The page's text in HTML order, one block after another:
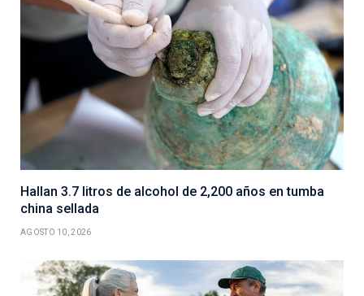
Hallan 3.7 litros de alcohol de 2,200 años en tumba
china sellada
AGOSTO 10, 2026